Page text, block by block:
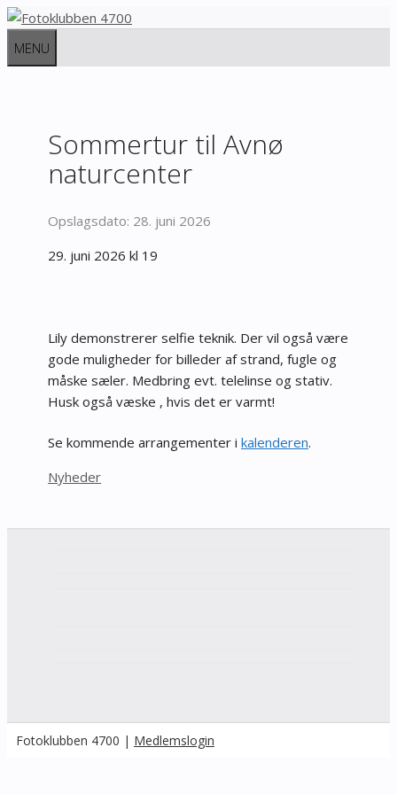
Hop
MENU
Sommertur til Avnø
naturcenter
28. juni 2026
29. juni 2026 kl 19
Lily demonstrerer selfie teknik. Der vil også være
gode muligheder for billeder af strand, fugle og
måske sæler. Medbring evt. telelinse og stativ.
Husk også væske , hvis det er varmt!
Se kommende arrangementer i kalenderen.
Kategorier
Nyheder
Fotoklubben 4700 | Medlemslogin